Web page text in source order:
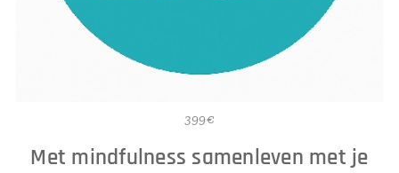
399€
Met mindfulness samenleven met je